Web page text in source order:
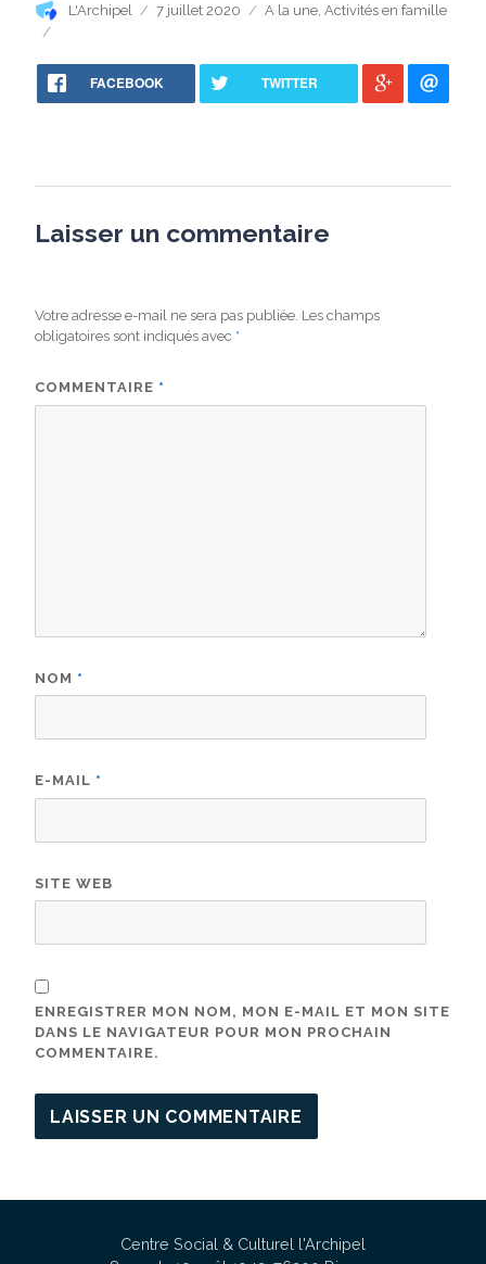
Auteur
L'Archipel
Publié
7 juillet 2020 Catégories
A la une, Activités en famille
FACEBOOK TWITTER
Laisser un commentaire
Votre adresse e-mail ne sera pas publiée. Les champs
obligatoires sont indiqués avec *
COMMENTAIRE *
NOM *
E-MAIL *
SITE WEB
ENREGISTRER MON NOM, MON E-MAIL ET MON SITE
DANS LE NAVIGATEUR POUR MON PROCHAIN
COMMENTAIRE.
Centre Social & Culturel l'Archipel